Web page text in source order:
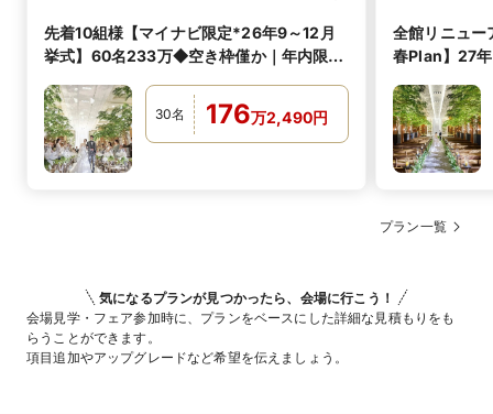
先着10組様【マイナビ限定*26年9～12月
挙式】60名233万◆空き枠僅か｜年内限定
30名 176万2,490円
全館リニュー
春Plan】27
プラン一覧
気になるプランが見つかったら、会場に行こう！
会場見学・フェア参加時に、プランをベースにした詳細な見積もりをも
らうことができます。
項目追加やアップグレードなど希望を伝えましょう。